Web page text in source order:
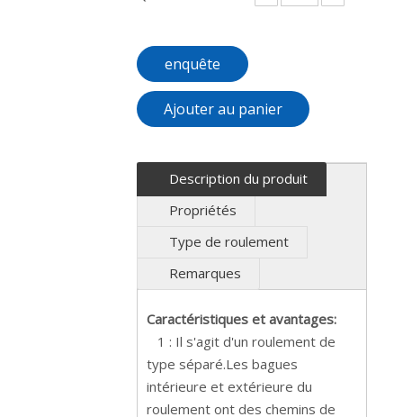
enquête
Ajouter au panier
Description du produit
Propriétés
Type de roulement
Remarques
Caractéristiques et avantages:
1 : Il s'agit d'un roulement de
type séparé.Les bagues
intérieure et extérieure du
roulement ont des chemins de